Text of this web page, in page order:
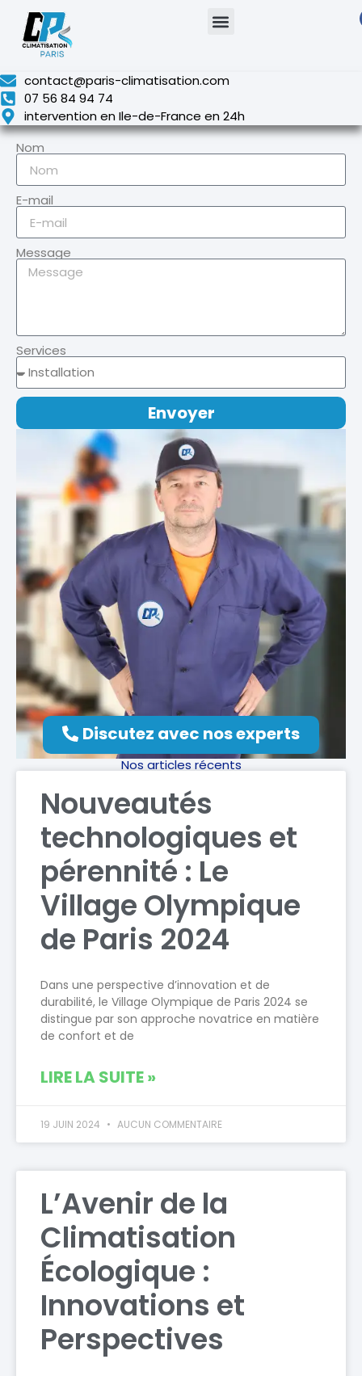
contact@paris-climatisation.com
07 56 84 94 74
intervention en Ile-de-France en 24h
Nom
E-mail
Message
Services
Envoyer
Discutez avec nos experts
Nos articles récents
Nouveautés
technologiques et
pérennité : Le
Village Olympique
de Paris 2024
Dans une perspective d’innovation et de
durabilité, le Village Olympique de Paris 2024 se
distingue par son approche novatrice en matière
de confort et de
LIRE LA SUITE »
19 JUIN 2024 AUCUN COMMENTAIRE
L’Avenir de la
Climatisation
Écologique :
Innovations et
Perspectives